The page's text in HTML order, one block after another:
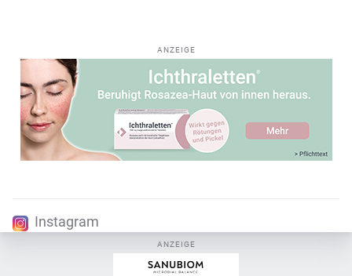
ANZEIGE
Instagram
ANZEIGE